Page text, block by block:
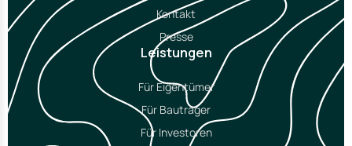
Kontakt
Presse
Leistungen
Für Eigentümer
Für Bauträger
Für Investoren